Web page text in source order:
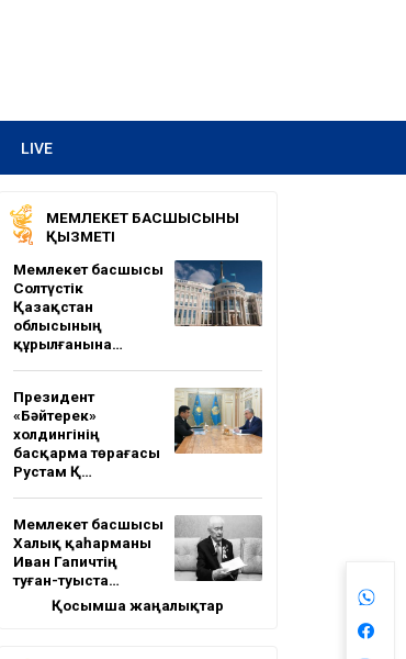
LIVE
МЕМЛЕКЕТ БАСШЫСЫНЫҢ
ҚЫЗМЕТІ
Мемлекет басшысы
Солтүстік
Қазақстан
облысының
құрылғанына…
Президент
«Бәйтерек»
холдингінің
басқарма төрағасы
Рустам Қ…
Мемлекет басшысы
Халық қаһарманы
Иван Гапичтің
туған-туыста…
Қосымша жаңалықтар